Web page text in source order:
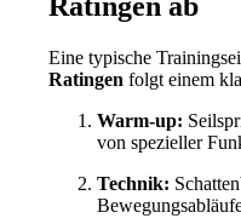
Eine typische
Ratingen folgt einem
Warm-up:
von spezieller
Technik: